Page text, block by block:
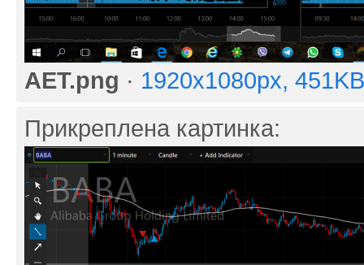
AET.png · 1920x1080px, 451KB
Прикреплена картинка: